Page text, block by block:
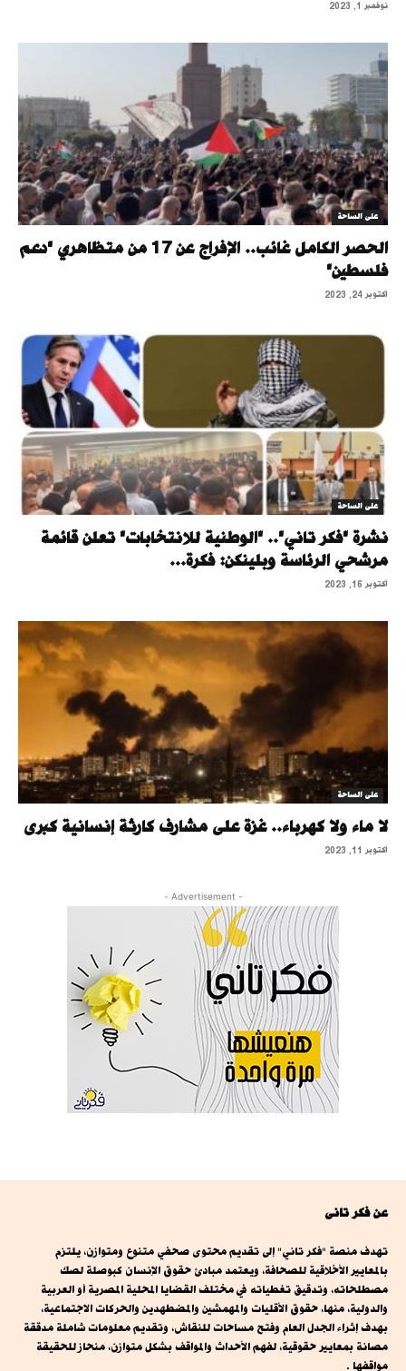
نوفمبر 1, 2023
على الساحة
الحصر الكامل غائب.. الإفراج عن 17 من متظاهري "دعم
فلسطين"
أكتوبر 24, 2023
على الساحة
نشرة "فكر تاني".. "الوطنية للانتخابات" تعلن قائمة
مرشحي الرئاسة وبلينكن: فكرة...
أكتوبر 16, 2023
على الساحة
لا ماء ولا كهرباء.. غزة على مشارف كارثة إنسانية كبرى
أكتوبر 11, 2023
- Advertisement -
عن فكر تانى
تهدف منصة "فكر تاني" إلى تقديم محتوى صحفي متنوع ومتوازن، يلتزم
بالمعايير الأخلاقية للصحافة، ويعتمد مبادئ حقوق الإنسان كبوصلة لصك
مصطلحاته، وتدقيق تغطياته في مختلف القضايا المحلية المصرية أو العربية
والدولية، منها، حقوق الأقليات والمهمشين والمضطهدين والحركات الاجتماعية،
بهدف إثراء الجدل العام وفتح مساحات للنقاش، وتقديم معلومات شاملة مدققة
مصانة بمعايير حقوقية، لفهم الأحداث والمواقف بشكل متوازن، منحاز للحقيقة
مواقفها .